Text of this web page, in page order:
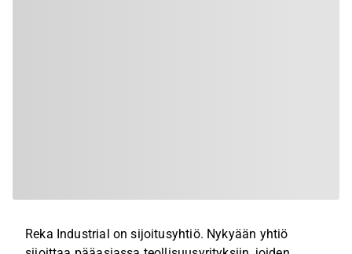
Reka Industrial on sijoitusyhtiö. Nykyään yhtiö